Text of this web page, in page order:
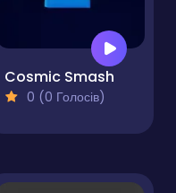
Cosmic Smash
0 (0 Голосів)